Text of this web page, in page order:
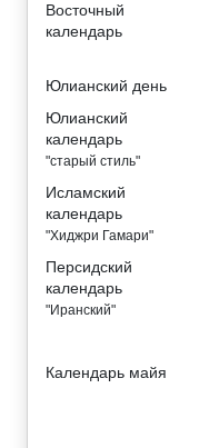
Восточный
календарь
Юлианский день
Юлианский
календарь
"старый стиль"
Исламский
календарь
"Хиджри Гамари"
Персидский
календарь
"Иранский"
Календарь майя